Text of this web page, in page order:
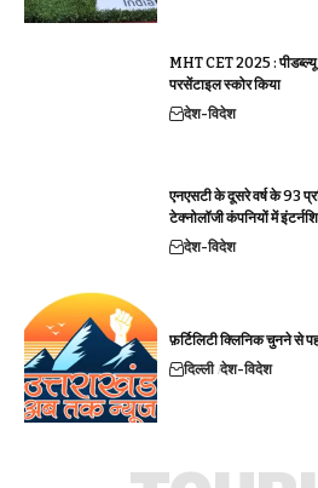
MHT CET 2025 :
परसेंटाइल स्कोर किया
देश-विदेश
एनएसटी के दूसरे वर्ष के 93
टेक्नोलॉजी कंपनियों में
देश-विदेश
फ़र्टिलिटी क्लिनिक चुनने से
दिल्ली देश-विदेश